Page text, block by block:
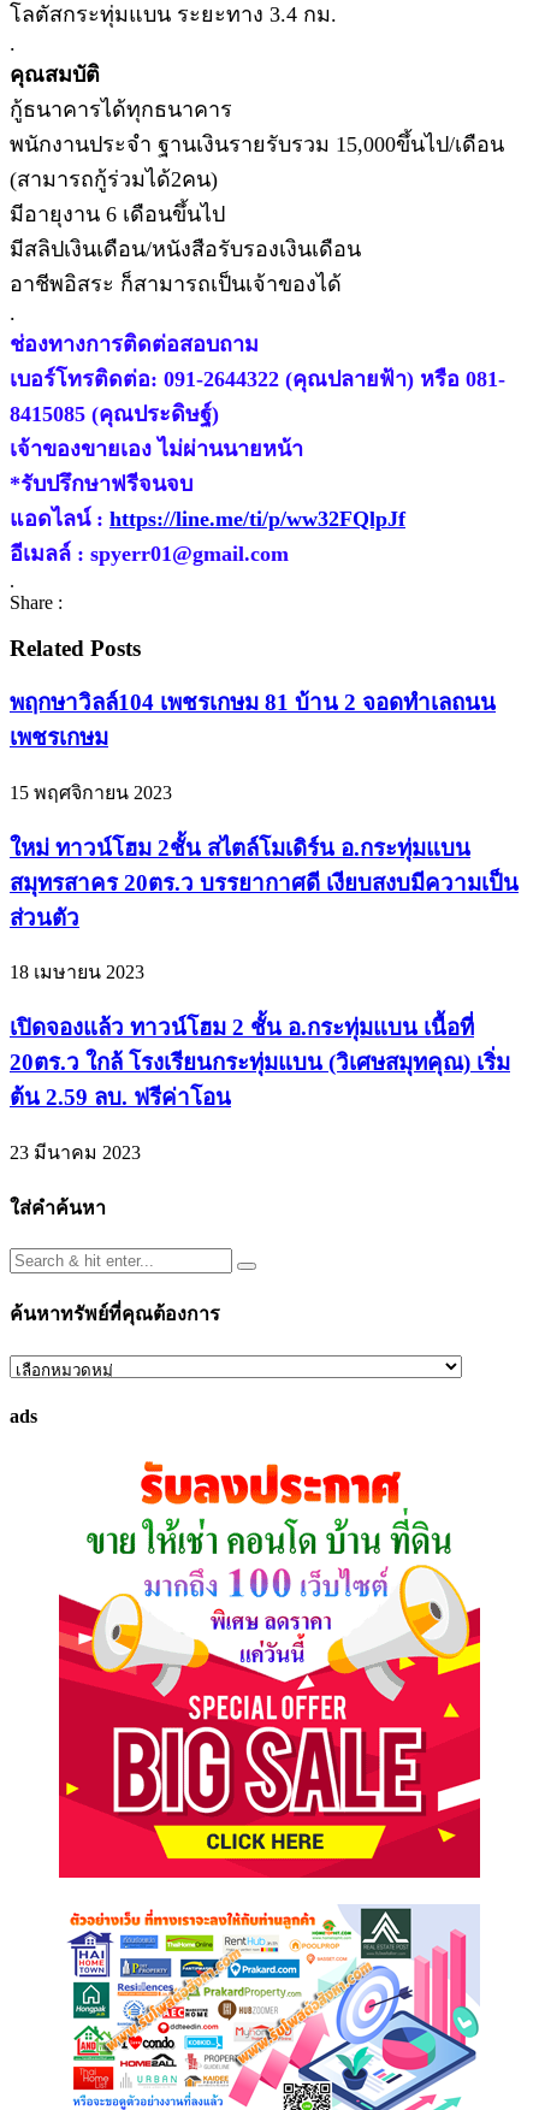
โลตัสกระทุ่มแบน ระยะทาง 3.4 กม.
.
คุณสมบัติ
กู้ธนาคารได้ทุกธนาคาร
พนักงานประจำ ฐานเงินรายรับรวม 15,000ขึ้นไป/เดือน
(สามารถกู้ร่วมได้2คน)
มีอายุงาน 6 เดือนขึ้นไป
มีสลิปเงินเดือน/หนังสือรับรองเงินเดือน
อาชีพอิสระ ก็สามารถเป็นเจ้าของได้
.
ช่องทางการติดต่อสอบถาม
เบอร์โทรติดต่อ: 091-2644322 (คุณปลายฟ้า) หรือ 081-
8415085 (คุณประดิษฐ์)
เจ้าของขายเอง ไม่ผ่านนายหน้า
*รับปรึกษาฟรีจนจบ
แอดไลน์ : https://line.me/ti/p/ww32FQlpJf
อีเมลล์ : spyerr01@gmail.com
.
Share :
Related Posts
พฤกษาวิลล์104 เพชรเกษม 81 บ้าน 2 จอดทำเลถนน
เพชรเกษม
15 พฤศจิกายน 2023
ใหม่ ทาวน์โฮม 2ชั้น สไตล์โมเดิร์น อ.กระทุ่มแบน
สมุทรสาคร 20ตร.ว บรรยากาศดี เงียบสงบมีความเป็น
ส่วนตัว
18 เมษายน 2023
เปิดจองแล้ว ทาวน์โฮม 2 ชั้น อ.กระทุ่มแบน เนื้อที่
20ตร.ว ใกล้ โรงเรียนกระทุ่มแบน (วิเศษสมุทคุณ) เริ่ม
ต้น 2.59 ลบ. ฟรีค่าโอน
23 มีนาคม 2023
ใส่คำค้นหา
ค้นหาทรัพย์ที่คุณต้องการ
ค้นหา
ที่
ads